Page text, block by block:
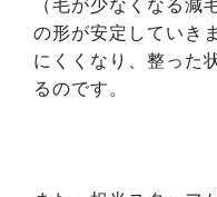
の形が安定していき
にくくなり、整った
るのです。